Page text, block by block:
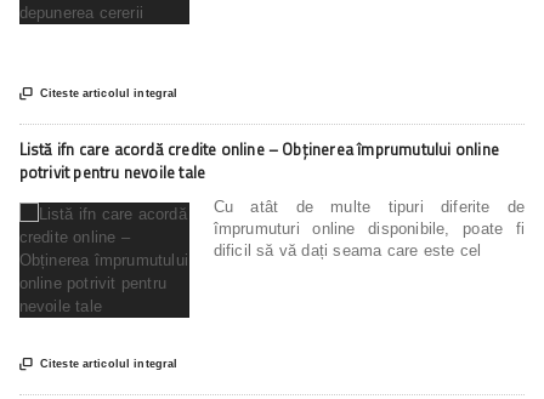
 Citeste articolul integral
Listă ifn care acordă credite online – Obținerea împrumutului online
potrivit pentru nevoile tale
Cu atât de multe tipuri diferite de
împrumuturi online disponibile, poate fi
dificil să vă dați seama care este cel
 Citeste articolul integral